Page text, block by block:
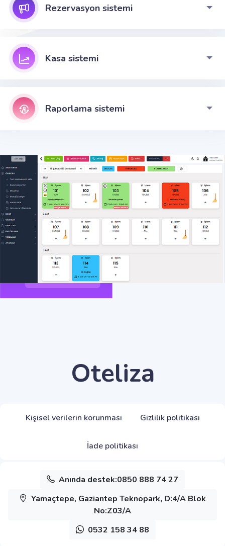
Rezervasyon sistemi
Kasa sistemi
Raporlama sistemi
Oteliza
Kişisel verilerin korunması Gizlilik politikası
İade politikası
Anında destek:0850 888 74 27
Yamaçtepe, Gaziantep Teknopark, D:4/A Blok
No:Z03/A
0532 158 34 88